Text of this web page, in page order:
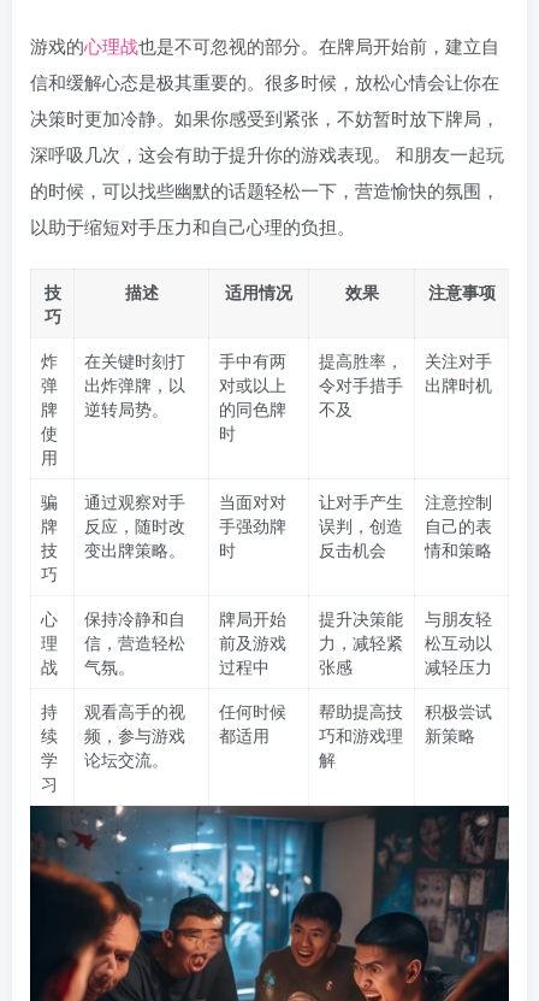
游戏的心理战也是不可忽视的部分。在牌局开始前，建立自
信和缓解心态是极其重要的。很多时候，放松心情会让你在
决策时更加冷静。如果你感受到紧张，不妨暂时放下牌局，
深呼吸几次，这会有助于提升你的游戏表现。 和朋友一起玩
的时候，可以找些幽默的话题轻松一下，营造愉快的氛围，
以助于缩短对手压力和自己心理的负担。
技
巧
描述 适用情况 效果 注意事项
炸
弹
牌
使
用
在关键时刻打
出炸弹牌，以
逆转局势。
手中有两
对或以上
的同色牌
时
提高胜率，
令对手措手
不及
关注对手
出牌时机
骗
牌
技
巧
通过观察对手
反应，随时改
变出牌策略。
当面对对
手强劲牌
时
让对手产生
误判，创造
反击机会
注意控制
自己的表
情和策略
心
理
战
保持冷静和自
信，营造轻松
气氛。
牌局开始
前及游戏
过程中
提升决策能
力，减轻紧
张感
与朋友轻
松互动以
减轻压力
持
续
学
习
观看高手的视
频，参与游戏
论坛交流。
任何时候
都适用
帮助提高技
巧和游戏理
解
积极尝试
新策略